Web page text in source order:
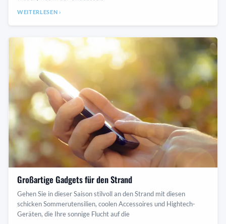
WEITERLESEN ›
Großartige Gadgets für den Strand
Gehen Sie in dieser Saison stilvoll an den Strand mit diesen
schicken Sommerutensilien, coolen Accessoires und Hightech-
Geräten, die Ihre sonnige Flucht auf die